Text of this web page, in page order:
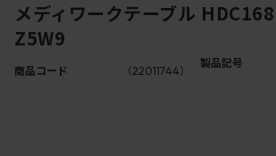
メディワークテーブル
Z5W9
商品コード （22011744）
製品記号